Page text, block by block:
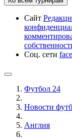
Сайт
Соц. сети
Футбол 24
Новости
Англия